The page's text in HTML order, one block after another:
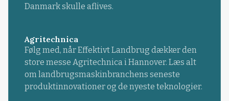
Danmark skulle aflives.
Agritechnica
Følg med, når Effektivt Landbrug dækker den
store messe Agritechnica i Hannover. Læs alt
om landbrugsmaskinbranchens seneste
produktinnovationer og de nyeste teknologier.